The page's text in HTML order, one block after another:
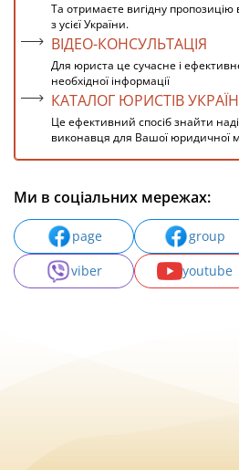
Та отримаєте вигідну пропозицію
з усієї України.
ВІДЕО-КОНСУЛЬТАЦІЯ
Для юриста це сучасне і
необхідної інформації
КАТАЛОГ ЮРИСТІВ
Це ефективний спосіб знайти
виконавця для Вашої юридичної
Ми в соціальних мережах:
page group
viber
youtube